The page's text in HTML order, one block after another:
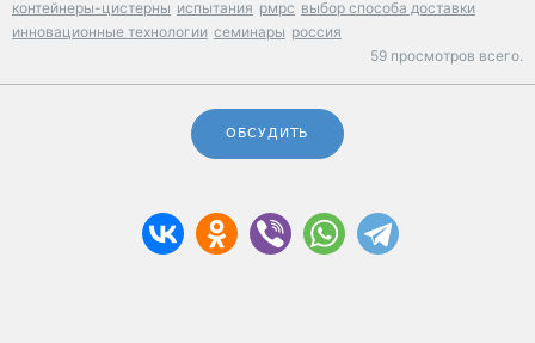
контейнеры-цистерны испытания рмрс выбор способа доставки
инновационные технологии семинары россия
59 просмотров всего.
ОБСУДИТЬ